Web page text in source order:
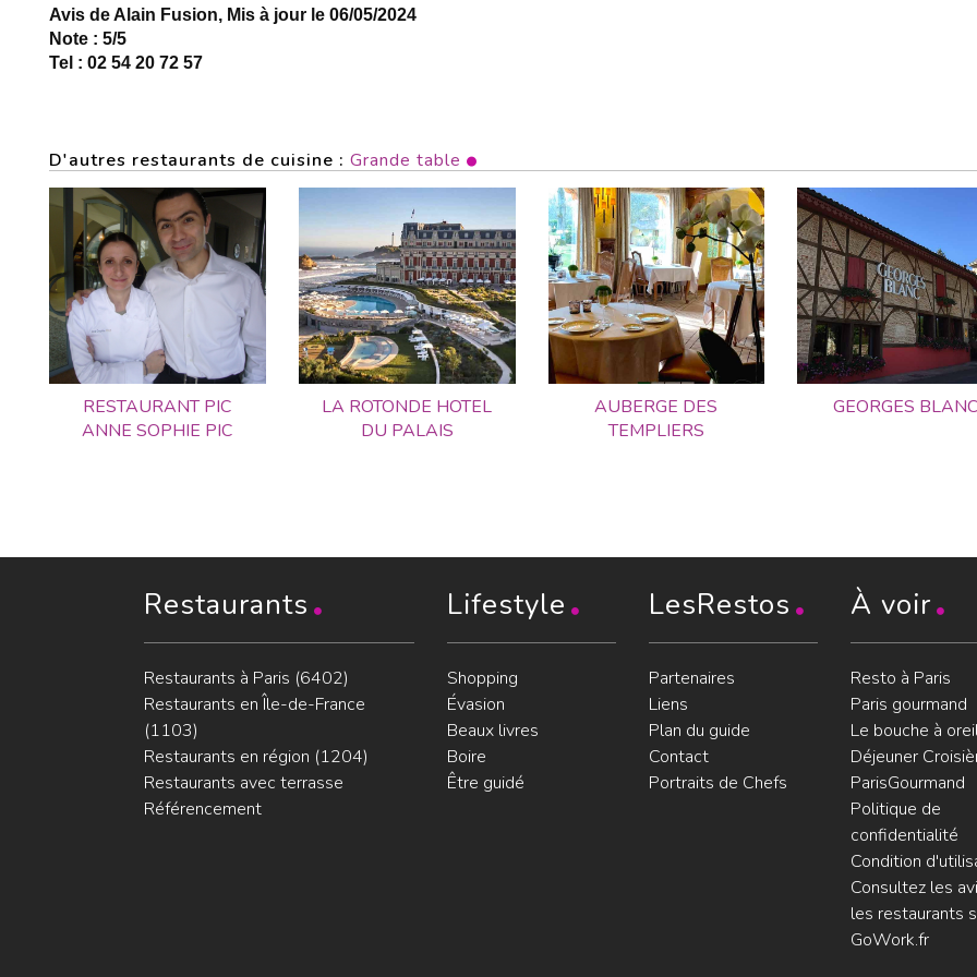
Avis de Alain Fusion, Mis à jour le 06/05/2024
Note : 5/5
Tel : 02 54 20 72 57
D'autres restaurants de cuisine : Grande table
RESTAURANT PIC
ANNE SOPHIE PIC
LA ROTONDE HOTEL
DU PALAIS
AUBERGE DES
TEMPLIERS
GEORGES
Restaurants
Restaurants à Paris (6402)
Restaurants en Île-de-France
(1103)
Restaurants en région (1204)
Restaurants avec terrasse
Référencement
Lifestyle
Shopping
Évasion
Beaux livres
Boire
Être guidé
LesRestos
Partenaires
Liens
Plan du guide
Contact
Portraits de Chefs
À voir
Resto à Paris
Paris gourmand
Le bouche à
Déjeuner
ParisGourmand
Politique de
confidentialité
Condition
Consultez les
les restaurants
GoWork.fr